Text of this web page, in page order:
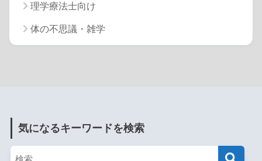
理学療法士向け
体の不思議・雑学
気になるキーワードを検索